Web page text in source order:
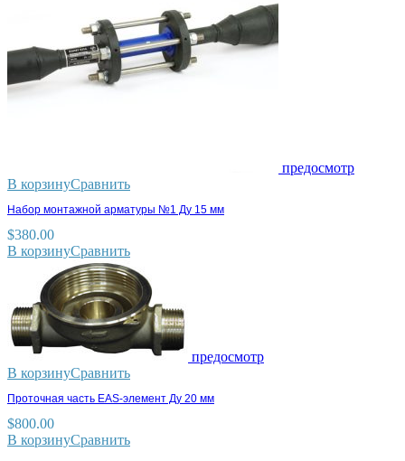
предосмотр
В корзинуСравнить
Набор монтажной арматуры №1 Ду 15 мм
$380.00
В корзинуСравнить
предосмотр
В корзинуСравнить
Проточная часть EAS-элемент Ду 20 мм
$800.00
В корзинуСравнить